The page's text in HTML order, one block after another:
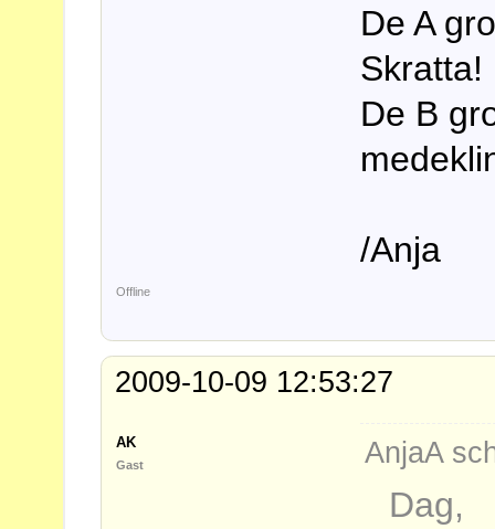
De A
Skratta!
De B
/Anja
Offline
2009-10-09 12:53:27
AK
Gast AnjaA
Dag,